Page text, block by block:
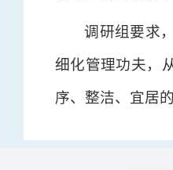
调研组要求
细化管理功夫，
序、整洁、宜居